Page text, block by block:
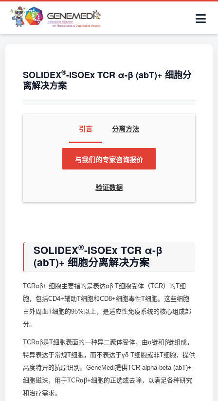
SOLIDEX®-ISOEx TCR α-β (abT)+ 细胞分
离解决方案
引言 分离方法
与我们的专家咨询报价
验证数据
SOLIDEX®-ISOEx TCR α-β
(abT)+ 细胞分离解决方案
TCRαβ+ 细胞主要指的是表达αβ T细胞受体（TCR）的T细
胞，包括CD4+辅助T细胞和CD8+细胞毒性T细胞。这些细胞
占外周血T细胞的95%以上，是适应性免疫系统的核心组成部
分。
TCRαβ是T细胞表面的一种异二聚体受体，由α链和β链组成，
特异表达于常规T细胞，而不表达于γδ T细胞或非T细胞，提供
高度特异的抗原识别。GeneMedi提供TCR alpha-beta (abT)+
细胞磁珠，用于TCRαβ+细胞的正选或去除，以满足各种研究
和治疗需求。